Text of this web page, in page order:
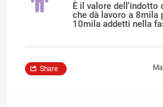
È il valore dell'indotto
che dà lavoro a
10mila addetti nella
Share